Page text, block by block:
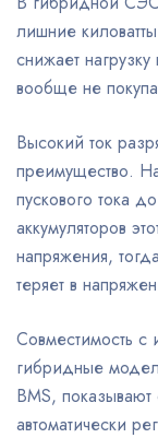
лишние
снижает
вообще не
Высокий ток
преимущество.
пускового тока
аккумуляторов
напряжения,
теряет в
Совместимость с
гибридные
BMS,
автоматически